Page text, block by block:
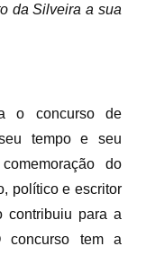
da Silveira a sua
o concurso de
tempo e seu
do
político e escritor
contribuiu para a
concurso tem a